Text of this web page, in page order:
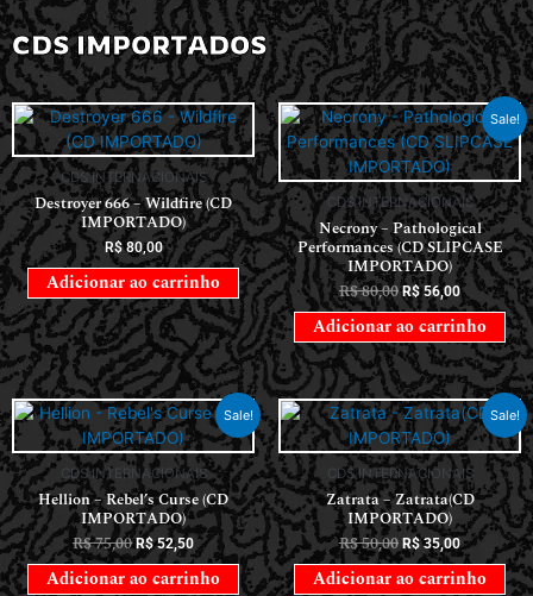
CDS IMPORTADOS
CDS INTERNACIONAIS
Destroyer 666 – Wildfire (CD
IMPORTADO)
R$80,00
Adicionar ao carrinho
Sale!
CDS INTERNACIONAIS
Necrony – Pathological
Performances (CD SLIPCASE
IMPORTADO)
R$80,00 R$56,00
Adicionar ao carrinho
Sale!
CDS INTERNACIONAIS
Hellion – Rebel’s Curse (CD
IMPORTADO)
R$75,00 R$52,50
Adicionar ao carrinho
Sale!
CDS INTERNACIONAIS
Zatrata – Zatrata(CD
IMPORTADO)
R$50,00 R$35,00
Adicionar ao carrinho